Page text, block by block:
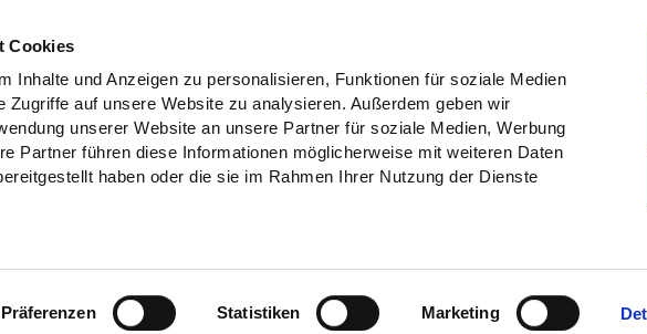
Cookies
Inhalte und Anzeigen zu personalisieren, Funktionen für soziale Medien
Zugriffe auf unsere Website zu analysieren. Außerdem geben wir
unserer Website an unsere Partner für soziale Medien, Werbung
Partner führen diese Informationen möglicherweise mit weiteren Daten
haben oder die sie im Rahmen Ihrer Nutzung der Dienste
Präferenzen Statistiken Marketing